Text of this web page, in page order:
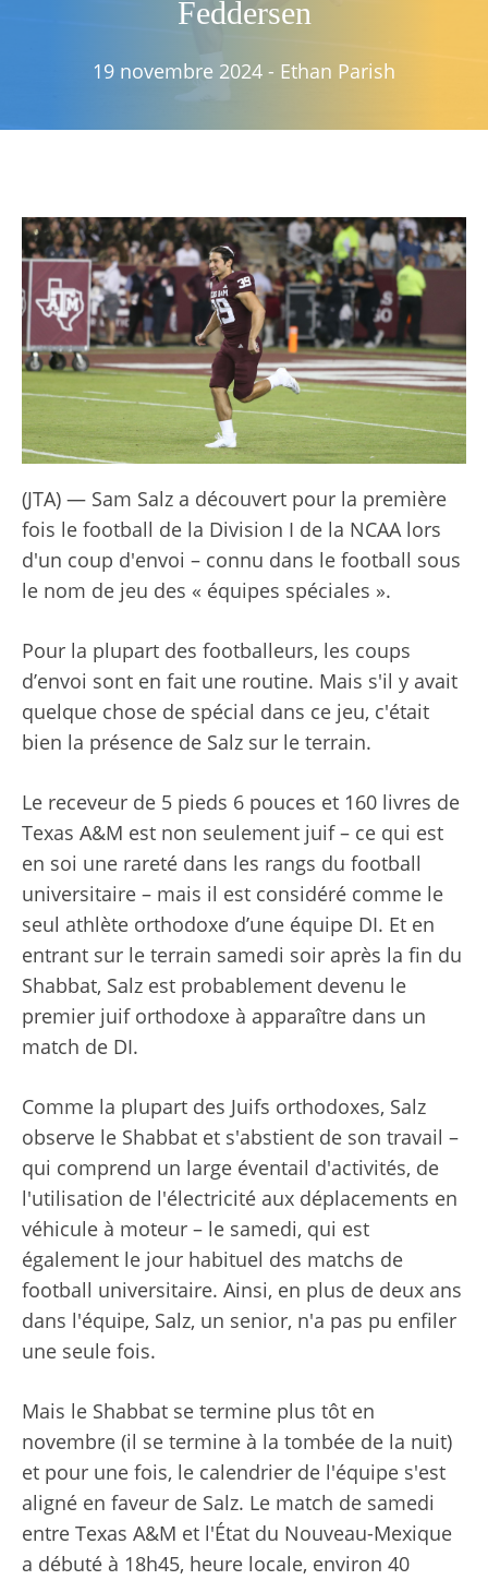
Feddersen
19 novembre 2024 - Ethan Parish
(JTA) — Sam Salz a découvert pour la première
fois le football de la Division I de la NCAA lors
d'un coup d'envoi – connu dans le football sous
le nom de jeu des « équipes spéciales ».
Pour la plupart des footballeurs, les coups
d’envoi sont en fait une routine. Mais s'il y avait
quelque chose de spécial dans ce jeu, c'était
bien la présence de Salz sur le terrain.
Le receveur de 5 pieds 6 pouces et 160 livres de
Texas A&M est non seulement juif – ce qui est
en soi une rareté dans les rangs du football
universitaire – mais il est considéré comme le
seul athlète orthodoxe d’une équipe DI. Et en
entrant sur le terrain samedi soir après la fin du
Shabbat, Salz est probablement devenu le
premier juif orthodoxe à apparaître dans un
match de DI.
Comme la plupart des Juifs orthodoxes, Salz
observe le Shabbat et s'abstient de son travail –
qui comprend un large éventail d'activités, de
l'utilisation de l'électricité aux déplacements en
véhicule à moteur – le samedi, qui est
également le jour habituel des matchs de
football universitaire. Ainsi, en plus de deux ans
dans l'équipe, Salz, un senior, n'a pas pu enfiler
une seule fois.
Mais le Shabbat se termine plus tôt en
novembre (il se termine à la tombée de la nuit)
et pour une fois, le calendrier de l'équipe s'est
aligné en faveur de Salz. Le match de samedi
entre Texas A&M et l'État du Nouveau-Mexique
a débuté à 18h45, heure locale, environ 40